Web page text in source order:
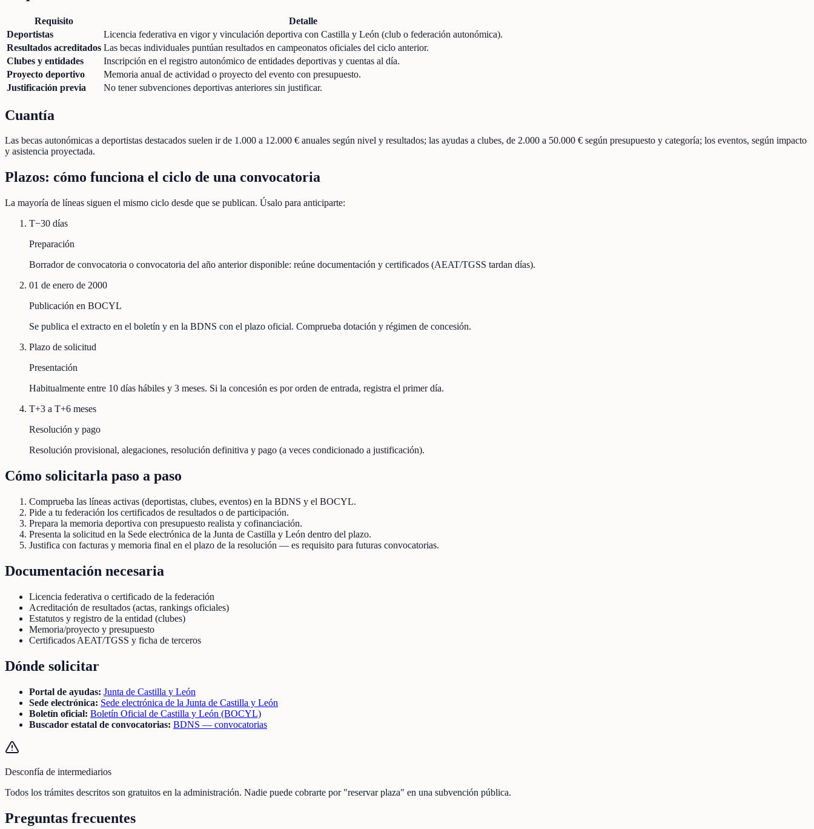
Requisito
Detalle
Deportistas
Licencia federativa en vigor y vinculación deportiva con Castilla y León (club o federación autonómica).
Resultados acreditados Las becas individuales puntúan resultados en campeonatos oficiales del ciclo anterior.
Clubes y entidades
Inscripción en el registro autonómico de entidades deportivas y cuentas al día.
Proyecto deportivo
Memoria anual de actividad o proyecto del evento con presupuesto.
Justificación previa
No tener subvenciones deportivas anteriores sin justificar.
Cuantía
Las becas autonómicas a deportistas destacados suelen ir de 1.000 a 12.000 € anuales según nivel y resultados; las ayudas a clubes, de 2.000 a 50.000 € según presupuesto y categoría; los eventos, según impacto
y asistencia proyectada.
Plazos: cómo funciona el ciclo de una convocatoria
La mayoría de líneas siguen el mismo ciclo desde que se publican. Úsalo para anticiparte:
T−30 días
Preparación
Borrador de convocatoria o convocatoria del año anterior disponible: reúne documentación y certificados (AEAT/TGSS tardan días).
01 de enero de 2000
Publicación en BOCYL
Se publica el extracto en el boletín y en la BDNS con el plazo oficial. Comprueba dotación y régimen de concesión.
Plazo de solicitud
Presentación
Habitualmente entre 10 días hábiles y 3 meses. Si la concesión es por orden de entrada, registra el primer día.
T+3 a T+6 meses
Resolución y pago
Resolución provisional, alegaciones, resolución definitiva y pago (a veces condicionado a justificación).
Cómo solicitarla paso a paso
Comprueba las líneas activas (deportistas, clubes, eventos) en la BDNS y el BOCYL.
Pide a tu federación los certificados de resultados o de participación.
Prepara la memoria deportiva con presupuesto realista y cofinanciación.
Presenta la solicitud en la Sede electrónica de la Junta de Castilla y León dentro del plazo.
Justifica con facturas y memoria final en el plazo de la resolución — es requisito para futuras convocatorias.
Documentación necesaria
Licencia federativa o certificado de la federación
Acreditación de resultados (actas, rankings oficiales)
Estatutos y registro de la entidad (clubes)
Memoria/proyecto y presupuesto
Certificados AEAT/TGSS y ficha de terceros
Dónde solicitar
Portal de ayudas: Junta de Castilla y León
Sede electrónica: Sede electrónica de la Junta de Castilla y León
Boletín oficial: Boletín Oficial de Castilla y León (BOCYL)
Buscador estatal de convocatorias: BDNS — convocatorias
Desconfía de intermediarios
Todos los trámites descritos son gratuitos en la administración. Nadie puede cobrarte por "reservar plaza" en una subvención pública.
Preguntas frecuentes